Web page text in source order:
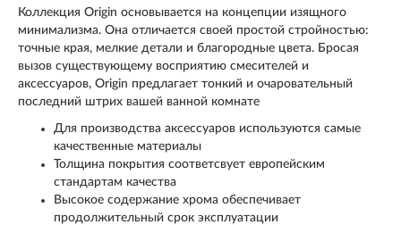
Коллекция Origin основывается на концепции изящного
минимализма. Она отличается своей простой стройностью:
точные края, мелкие детали и благородные цвета. Бросая
вызов существующему восприятию смесителей и
аксессуаров, Origin предлагает тонкий и очаровательный
последний штрих вашей ванной комнате
Для производства аксессуаров используются самые
качественные материалы
Толщина покрытия соответсвует европейским
стандартам качества
Высокое содержание хрома обеспечивает
продолжительный срок эксплуатации